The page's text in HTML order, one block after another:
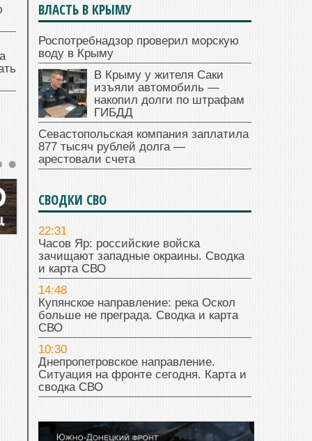
ВЛАСТЬ В КРЫМУ
Роспотребнадзор проверил морскую
воду в Крыму
В Крыму у жителя Саки
изъяли автомобиль —
накопил долги по штрафам
ГИБДД
Севастопольская компания заплатила
877 тысяч рублей долга —
арестовали счета
СВОДКИ СВО
22:31
Часов Яр: российские войска
зачищают западные окраины. Сводка
и карта СВО
14:48
Купянское направление: река Оскол
больше не преграда. Сводка и карта
СВО
10:30
Днепропетровское направление.
Ситуация на фронте сегодня. Карта и
сводка СВО